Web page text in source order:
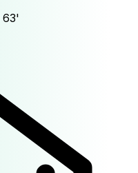
63'